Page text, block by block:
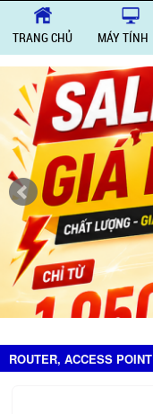
TRANG CHỦ MÁY TÍNH
ROUTER, ACCESS POINT